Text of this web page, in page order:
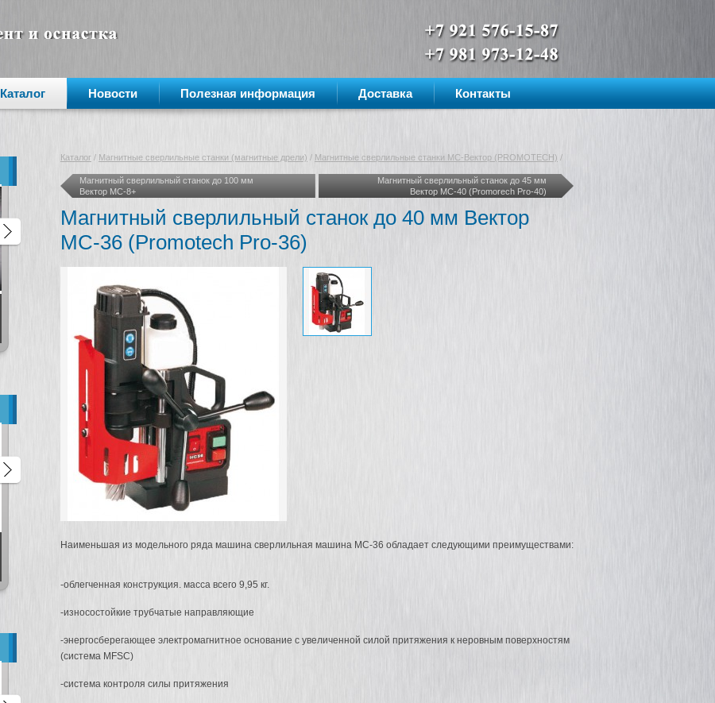
Каталог Новости Полезная информация Доставка Контакты
🔥 МИНУС 36 000 ₽ на мотор для
«тяжёлых» задач!
АКЦИЯ! Сверлильный станок
Алмазные коронки
Алмазная дрель с микроударом
Фаскосъемная машина
Каталог / Магнитные сверлильные станки (магнитные дрели) / Магнитные сверлильные станки MC-Вектор (PROMOTECH) /
Магнитный сверлильный станок до 100 мм
Вектор МС-8+
Магнитный сверлильный станок до 45 мм
Вектор МС-40 (Promorech Pro-40)
Магнитный сверлильный станок до 40 мм Вектор
МС-36 (Promotech Pro-36)
Наименьшая из модельного ряда машина сверлильная машина МС-36 обладает следующими преимуществами:
-облегченная конструкция. масса всего 9,95 кг.
-износостойкие трубчатые направляющие
-энергосберегающее электромагнитное основание с увеличенной силой притяжения к неровным поверхностям
(система MFSC)
-система контроля силы притяжения